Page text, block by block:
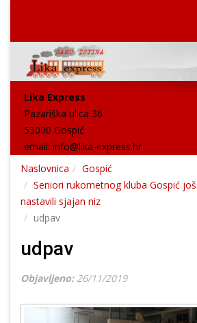
Lika Express
Pazariška ulica 36
53000 Gospić
email: info@lika-express.hr
Naslovnica
Gospić
Seniori rukometnog kluba Gospić
nastavili sjajan niz
udpav
udpav
Objavljeno: 26/11/2019